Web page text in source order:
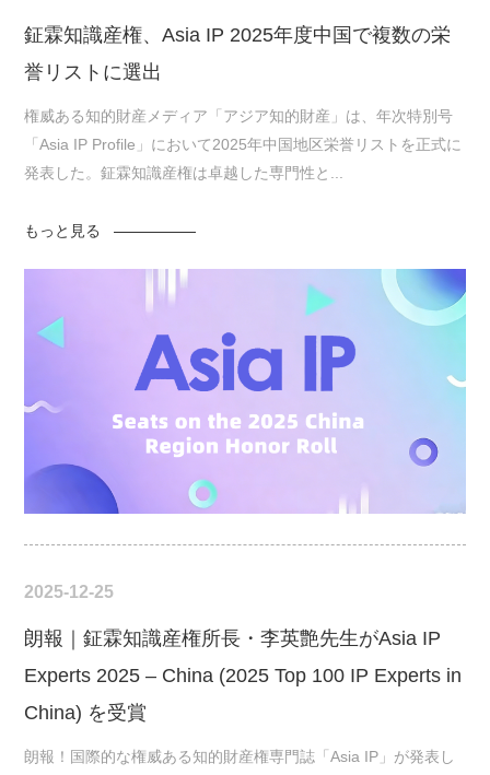
鉦霖知識産権、Asia IP 2025年度中国で複数の栄
誉リストに選出
権威ある知的財産メディア「アジア知的財産」は、年次特別号
「Asia IP Profile」において2025年中国地区栄誉リストを正式に
発表した。鉦霖知識産権は卓越した専門性と...
もっと見る
2025-12-25
朗報｜鉦霖知識産権所長・李英艶先生がAsia IP
Experts 2025 – China (2025 Top 100 IP Experts in
China) を受賞
朗報！国際的な権威ある知的財産権専門誌「Asia IP」が発表し